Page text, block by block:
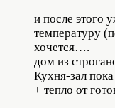
и после этого
температуру
хочется….
дом из
Кухня-зал
+ тепло от